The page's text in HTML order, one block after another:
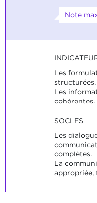
Note
Les
structurées.
Les
cohérentes.
SOCLES
Les
complètes.
La
appropriée,